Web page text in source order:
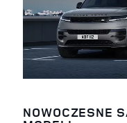
NOWOCZESNE